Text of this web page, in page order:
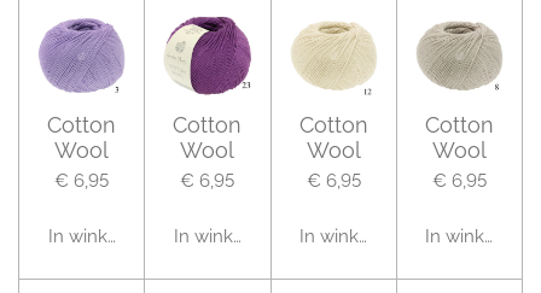
Cotton
Wool
€ 6,95
In winkelwagen
Cotton
Wool
€ 6,95
In winkelwagen
Cotton
Wool
€ 6,95
In winkelwagen
Cotton
Wool
€ 6,95
In